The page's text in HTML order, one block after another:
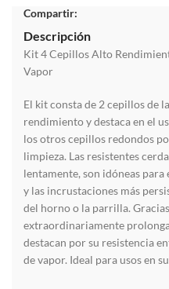
Compartir:
Descripción
Kit 4 Cepillos Alto
Vapor
El kit consta de 2 cepillos de
rendimiento y destaca en el
los otros cepillos redondos
limpieza. Las resistentes
lentamente, son idóneas
y las incrustaciones más
del horno o la parrilla.
extraordinariamente
destacan por su resistencia
de vapor. Ideal para usos en